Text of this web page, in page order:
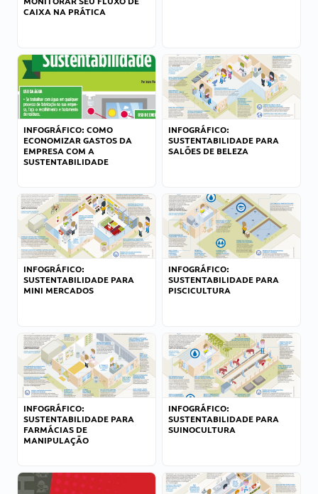
CAIXA NA PRÁTICA
INFOGRÁFICO: COMO
ECONOMIZAR GASTOS DA
EMPRESA COM A
SUSTENTABILIDADE
INFOGRÁFICO:
SUSTENTABILIDADE PARA
SALÕES DE BELEZA
INFOGRÁFICO:
SUSTENTABILIDADE PARA
MINI MERCADOS
INFOGRÁFICO:
SUSTENTABILIDADE PARA
PISCICULTURA
INFOGRÁFICO:
SUSTENTABILIDADE PARA
FARMÁCIAS DE
MANIPULAÇÃO
INFOGRÁFICO:
SUSTENTABILIDADE PARA
SUINOCULTURA